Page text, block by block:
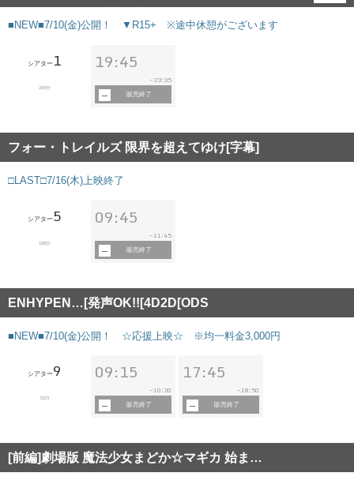
■NEW■7/10(金)公開！ ▼R15+ ※途中休憩がございます
シアター 1
206分
19:45
~ 23:35
販売終了
フォー・トレイルズ 限界を超えてゆけ[字幕]
□LAST□7/16(木)上映終了
シアター5
106分
09:45
~11:45
販売終了
ENHYPEN…[発声OK!![4D2D[ODS
■NEW■7/10(金)公開！ ☆応援上映☆ ※均一料金3,000円
シアター9
52分
09:15
~10:20
販売終了
17:45
~18:50
販売終了
[前編]劇場版 魔法少女まどか☆マギカ 始ま…